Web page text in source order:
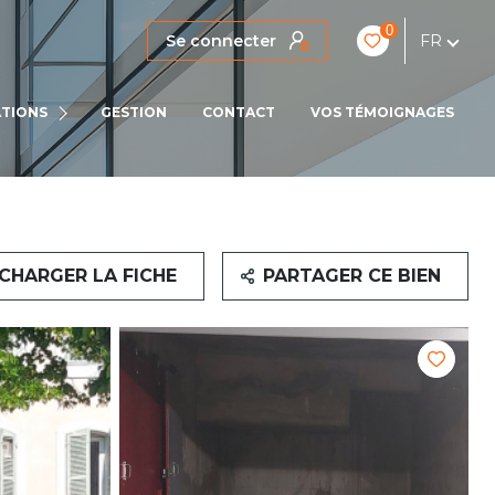
Se connecter
0
FR
PRO
GESTION CONTACT VOS TÉMOIGNAGES
LA FICHE PARTAGER CE BIEN